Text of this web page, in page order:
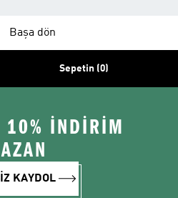
Başa dön
Sepetin (0)
10% İNDİRİM
KAYDOL